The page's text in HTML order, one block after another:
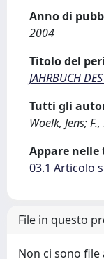
Anno di
2004
Titolo del
JAHRBUCH
Tutti gli
Woelk, Jens;
Appare nelle
03.1 Articolo
File in questo
Non ci sono